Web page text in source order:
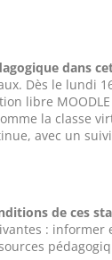
dans
Dès le
libre
la classe
avec un
de ces
: